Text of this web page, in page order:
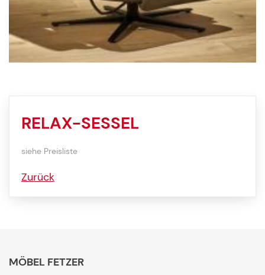
RELAX-SESSEL
siehe Preisliste
Zurück
MÖBEL FETZER